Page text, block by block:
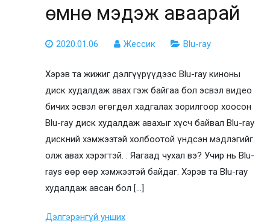
өмнө мэдэж аваарай
2020.01.06 Жессик Blu-ray
Хэрэв та жижиг дэлгүүрүүдээс Blu-ray киноны
диск худалдаж авах гэж байгаа бол эсвэл видео
бичих эсвэл өгөгдөл хадгалах зорилгоор хоосон
Blu-ray диск худалдаж авахыг хүсч байвал Blu-ray
дискний хэмжээтэй холбоотой үндсэн мэдлэгийг
олж авах хэрэгтэй. . Яагаад чухал вэ? Учир нь Blu-
rays өөр өөр хэмжээтэй байдаг. Хэрэв та Blu-ray
худалдаж авсан бол [...]
Дэлгэрэнгүй унших